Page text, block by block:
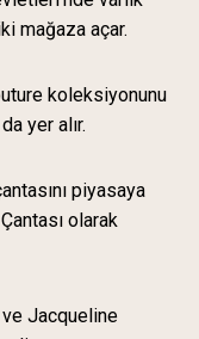
mağaza açar.
koleksiyonunu
yer alır.
piyasaya
olarak
ve Jacqueline